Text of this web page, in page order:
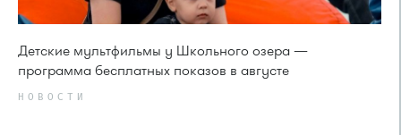
Детские мультфильмы у Школьного озера —
программа бесплатных показов в августе
НОВОСТИ